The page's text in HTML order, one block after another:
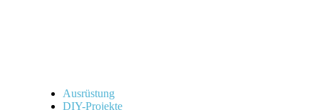
Ausrüstung
DIY-Projekte